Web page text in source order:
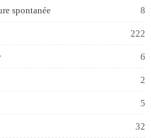
spontanée 8
222
6
2
5
32